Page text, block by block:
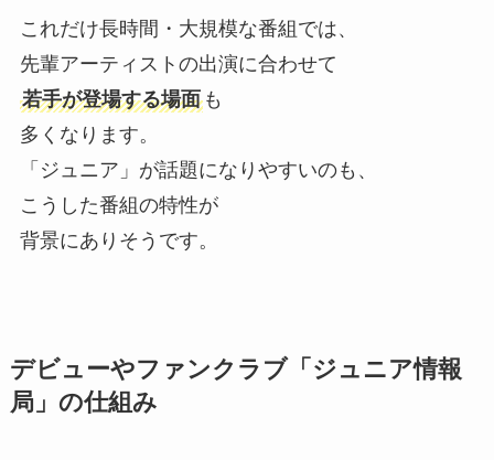
これだけ長時間・大規模な番組では、
先輩アーティストの出演に合わせて
若手が登場する場面も
多くなります。
「ジュニア」が話題になりやすいのも、
こうした番組の特性が
背景にありそうです。
デビューやファンクラブ「ジュニア情報
局」の仕組み